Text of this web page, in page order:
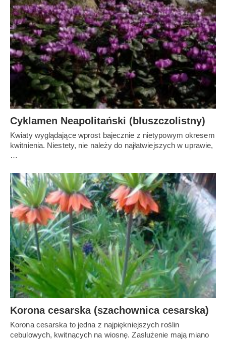
Cyklamen Neapolitański (bluszczolistny)
Kwiaty wyglądające wprost bajecznie z nietypowym okresem
kwitnienia. Niestety, nie należy do najłatwiejszych w uprawie,
…
Korona cesarska (szachownica cesarska)
Korona cesarska to jedna z najpiękniejszych roślin
cebulowych, kwitnących na wiosnę. Zasłużenie mają miano